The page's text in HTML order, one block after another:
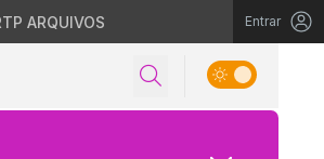
ARQUIVOS Entrar